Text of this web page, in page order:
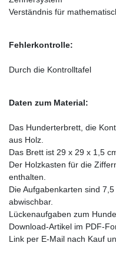
Verständnis für
Fehlerkontrolle:
Durch die Kontrolltafel
Daten zum Material:
Das Hunderterbrett, die
aus Holz.
Das Brett ist 29 x 29 x 1,5
Der Holzkasten für die
enthalten.
Die Aufgabenkarten sind
abwischbar.
Lückenaufgaben zum
Download-Artikel im PDF-
Link per E-Mail nach Kauf